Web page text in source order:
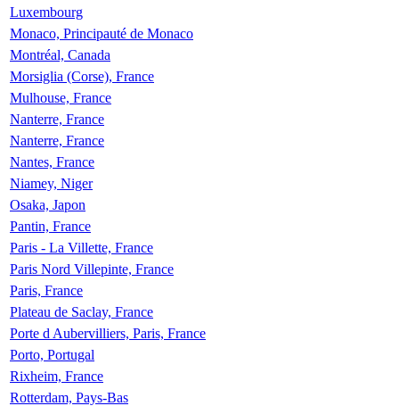
Luxembourg
Monaco, Principauté de Monaco
Montréal, Canada
Morsiglia (Corse), France
Mulhouse, France
Nanterre, France
Nanterre, France
Nantes, France
Niamey, Niger
Osaka, Japon
Pantin, France
Paris - La Villette, France
Paris Nord Villepinte, France
Paris, France
Plateau de Saclay, France
Porte d Aubervilliers, Paris, France
Porto, Portugal
Rixheim, France
Rotterdam, Pays-Bas